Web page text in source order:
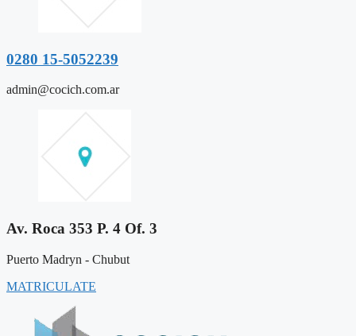
0280 15-5052239
admin@cocich.com.ar
Av. Roca 353 P. 4 Of. 3
Puerto Madryn - Chubut
MATRICULATE